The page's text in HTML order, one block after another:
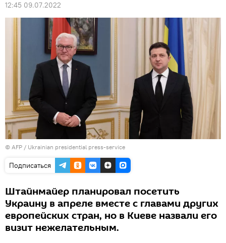
12:45 09.07.2022
© AFP / Ukrainian presidential press-service
Подписаться
Штайнмайер планировал посетить
Украину в апреле вместе с главами других
европейских стран, но в Киеве назвали его
визит нежелательным.